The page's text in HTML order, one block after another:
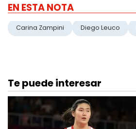
EN ESTA NOTA
Carina Zampini Diego Leuco